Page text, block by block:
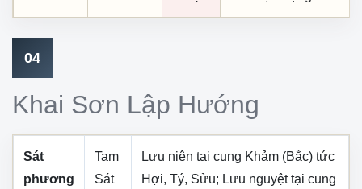
04
Khai Sơn Lập Hướng
Sát
phương
Tam
Sát
Lưu niên tại cung Khảm (Bắc) tức
Hợi, Tý, Sửu; Lưu nguyệt tại cung